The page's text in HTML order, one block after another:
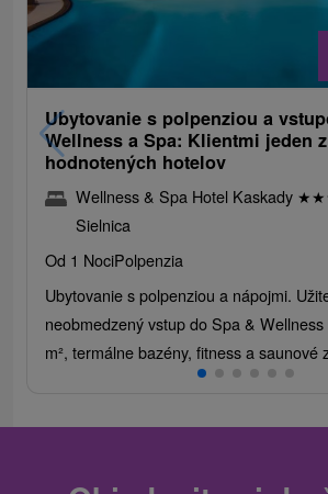
Ubytovanie s polpenziou a
Wellness a Spa: Klientmi jeden
hodnotených hotelov
Wellness & Spa Hotel Kaskady ★★
Sielnica
Od 1 NociPolpenzia
Ubytovanie s polpenziou a nápojmi.
neobmedzený vstup do Spa &
m², termálne bazény, fitness a saunové